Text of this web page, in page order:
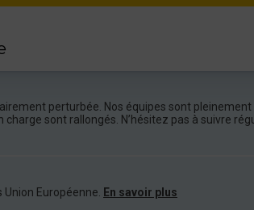
perturbée. Nos équipes sont
sont rallongés. N’hésitez pas à suivre
Européenne. En savoir plus